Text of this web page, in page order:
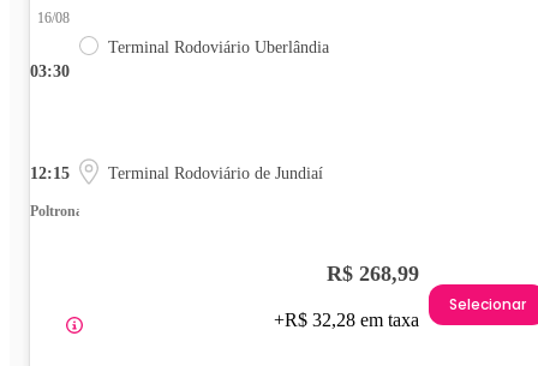
03:30
16/08
Terminal Rodoviário Uberlândia
12:15 Terminal Rodoviário de Jundiaí
Poltrona
R$ 268,99
+R$ 32,28 em taxa
Selecionar